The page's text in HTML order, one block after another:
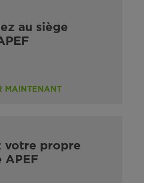
au siège
MAINTENANT
votre propre
APEF